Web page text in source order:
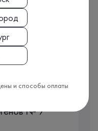
с выбранным
№ 7
и способы оплаты